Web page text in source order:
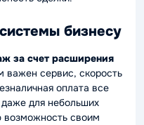
бизнесу
за счет расширения
важен сервис, скорость
оплата все
для небольших
возможность своим